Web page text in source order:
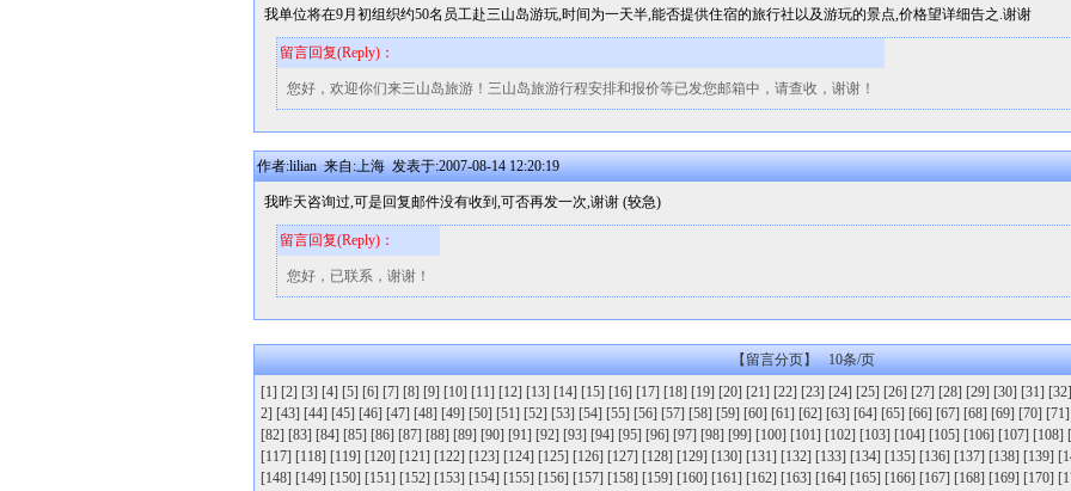
我单位将在9月初组织约50名员工赴三山岛游玩,时间为一天半,能否提供住宿的旅行社以及游玩的景点,价格望详细告之.谢谢
留言回复(Reply)：
您好，欢迎你们来三山岛旅游！三山岛旅游行程安排和报价等已发您邮箱中，请查收，谢谢！
作者:lilian 来自:上海 发表于:2007-08-14 12:20:19
我昨天咨询过,可是回复邮件没有收到,可否再发一次,谢谢 (较急)
留言回复(Reply)：
您好，已联系，谢谢！
【留言分页】 10条/页
[1] [2] [3] [4] [5] [6] [7] [8] [9] [10] [11] [12] [13] [14] [15] [16] [17] [18] [19] [20] [21] [22] [23] [24] [25] [26] [27] [28] [29] [30] [31] [32]
2] [43] [44] [45] [46] [47] [48] [49] [50] [51] [52] [53] [54] [55] [56] [57] [58] [59] [60] [61] [62] [63] [64] [65] [66] [67] [68] [69] [70] [71]
[82] [83] [84] [85] [86] [87] [88] [89] [90] [91] [92] [93] [94] [95] [96] [97] [98] [99] [100] [101] [102] [103] [104] [105] [106] [107] [108]
[117] [118] [119] [120] [121] [122] [123] [124] [125] [126] [127] [128] [129] [130] [131] [132] [133] [134] [135] [136] [137] [138] [139]
[148] [149] [150] [151] [152] [153] [154] [155] [156] [157] [158] [159] [160] [161] [162] [163] [164] [165] [166] [167] [168] [169] [170]